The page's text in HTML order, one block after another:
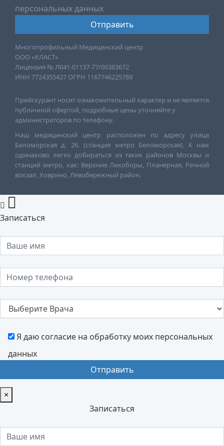
персональных данных
Многопрофильный Медицинский центр
ООО «КЛАСТ»
Лицензия № Л041-01137-77/00383672
ИНН 7724355427 ОГРН 1167746225789
Прейскурант носит ознакомительный характер и не является
публичной офертой, подробные цены уточняйте у
администраторов по телефону.
Наш медицинский центр расположен по адресу улица
Беломорская д. 26. (станция метро Беломорская). К нам
одинаково легко добираться из таких районов Москвы и
станций метро, как: Верхние Лихоборы, Планерная, Речной
вокзал, Ховрино, Левобережный район.
Записаться
Я даю согласие на обработку моих персональных
данных
×
Записаться